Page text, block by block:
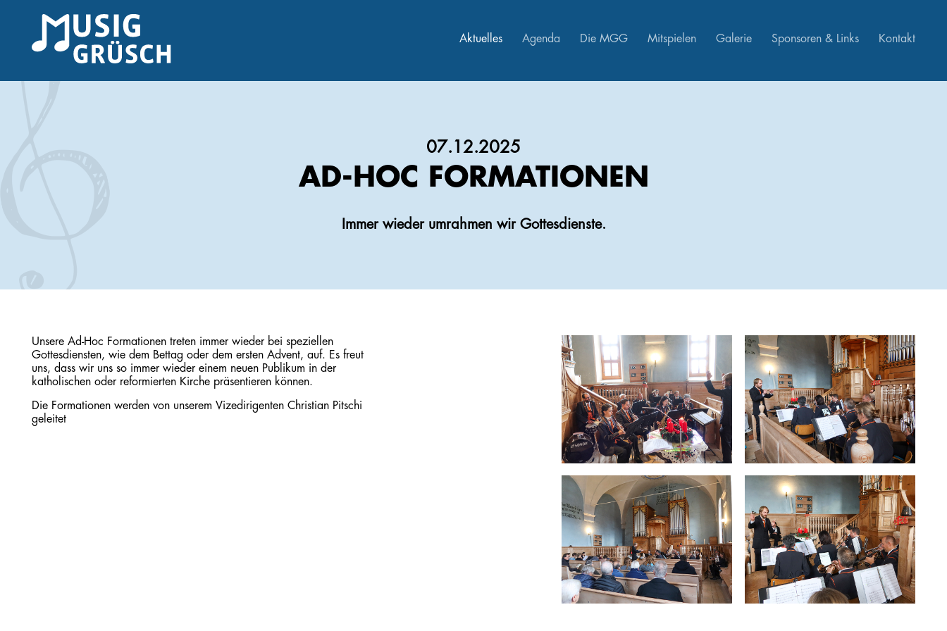
Aktuelles Agenda Die MGG Mitspielen Galerie Sponsoren & Links Kontakt
07.12.2025
AD-HOC FORMATIONEN
Immer wieder umrahmen wir Gottesdienste.
Unsere Ad-Hoc Formationen treten immer wieder bei speziellen
Gottesdiensten, wie dem Bettag oder dem ersten Advent, auf. Es freut
uns, dass wir uns so immer wieder einem neuen Publikum in der
katholischen oder reformierten Kirche präsentieren können.
Die Formationen werden von unserem Vizedirigenten Christian Pitschi
geleitet